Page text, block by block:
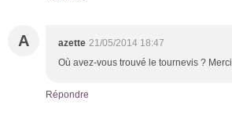
A azette 21/05/2014 18:47
Où avez-vous trouvé le tournevis ? Merci
Répondre